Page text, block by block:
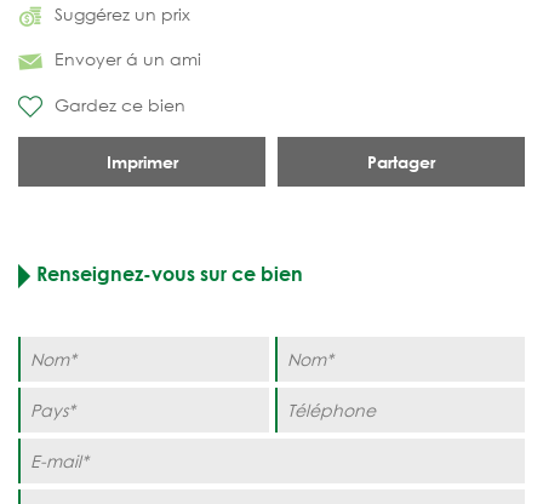
Suggérez un prix
Envoyer á un ami
Gardez ce bien
Imprimer Partager
Renseignez-vous sur ce bien